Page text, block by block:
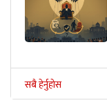
सबै हेर्नुहोस